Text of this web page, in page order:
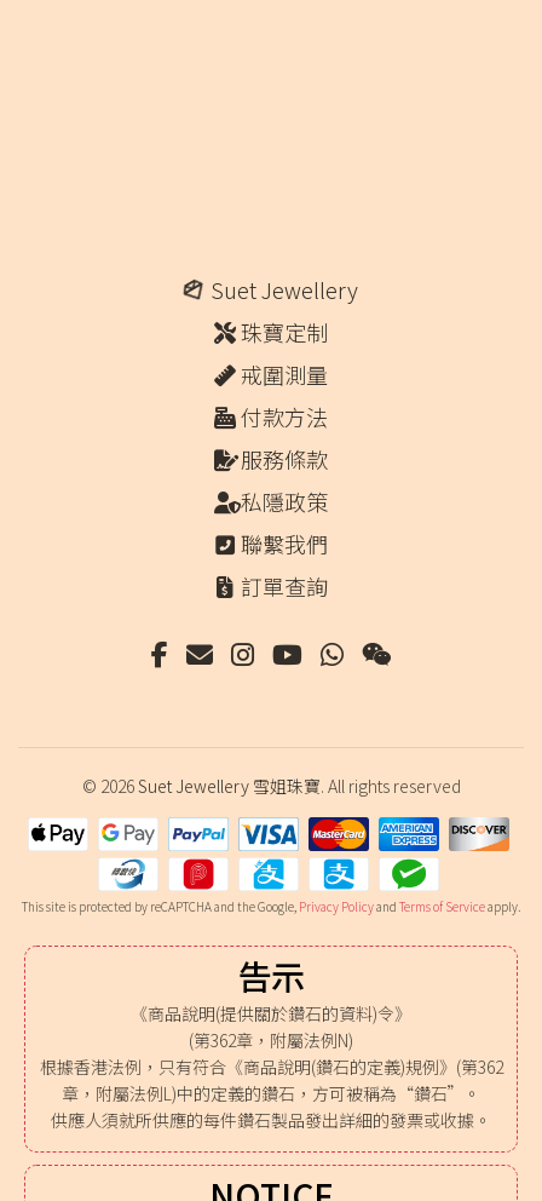
Suet Jewellery
珠寶定制
戒圍測量
付款方法
服務條款
私隱政策
聯繫我們
訂單查詢
© 2026Suet Jewellery 雪姐珠寶. All rights reserved
This site is protected by reCAPTCHA and the Google, Privacy Policyand Terms of Serviceapply.
告示
《商品說明(提供關於鑽石的資料)令》
(第362章，附屬法例N)
根據香港法例，只有符合《商品說明(鑽石的定義)規例》(第362
章，附屬法例L)中的定義的鑽石，方可被稱為“鑽石”。
供應人須就所供應的每件鑽石製品發出詳細的發票或收據。